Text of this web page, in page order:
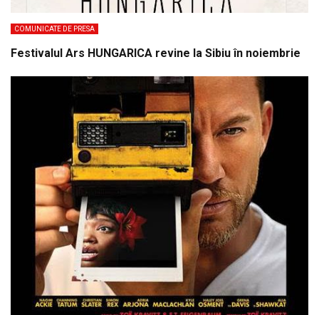
COMUNICATE DE PRESA
Festivalul Ars HUNGARICA revine la Sibiu în noiembrie